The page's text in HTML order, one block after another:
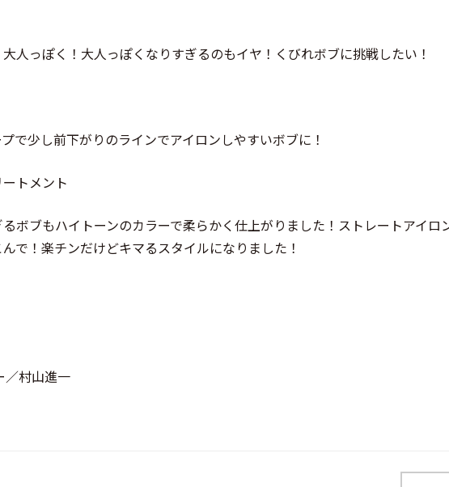
人っぽく！大人っぽくなりすぎるのもイヤ！くびれボブに挑戦したい！
で少し前下がりのラインでアイロンしやすいボブに！
トメント
ボブもハイトーンのカラーで柔らかく仕上がりました！ストレートアイロ
で！楽チンだけどキマるスタイルになりました！
／村山進一